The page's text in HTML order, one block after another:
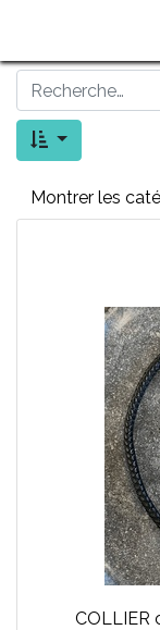
Montrer les
COLLIER